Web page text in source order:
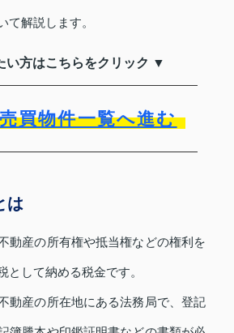
て解説します。
い方はこちらをクリック ▼
買物件一覧へ進む
は
動産の所有権や抵当権などの権利を
として納める税金です。
動産の所在地にある法務局で、登記